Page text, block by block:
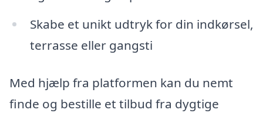
Skabe et unikt udtryk for din indkørsel,
terrasse eller gangsti
Med hjælp fra platformen kan du nemt
finde og bestille et tilbud fra dygtige